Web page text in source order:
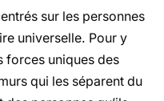
sur les personnes
universelle. Pour y
forces uniques des
qui les séparent du